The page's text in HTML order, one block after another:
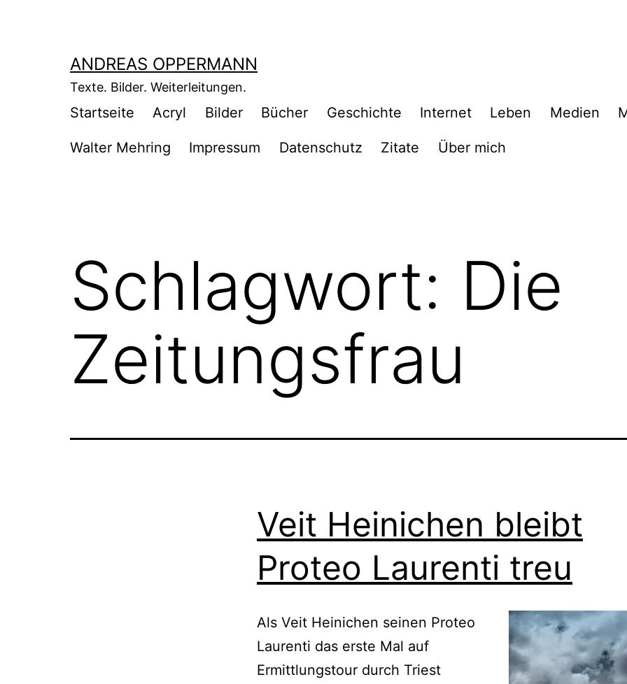
ANDREAS OPPERMANN
Texte. Bilder. Weiterleitungen.
Startseite Acryl Bilder Bücher Geschichte Internet Leben Medien
Walter Mehring Impressum Datenschutz Zitate Über mich
Schlagwort: Die
Zeitungsfrau
Veit Heinichen bleibt
Proteo Laurenti treu
Als Veit Heinichen seinen Proteo
Laurenti das erste Mal auf
Ermittlungstour durch Triest